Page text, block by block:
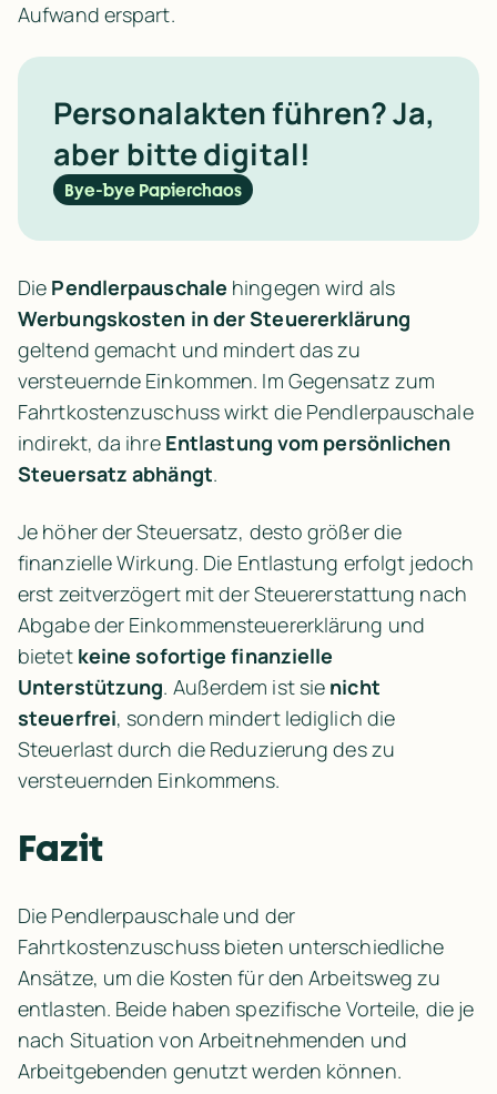
Aufwand erspart.
Personalakten führen? Ja,
aber bitte digital!
Bye-bye Papierchaos
Die Pendlerpauschale
hingegen wird als
Werbungskosten in der Steuererklärung
geltend gemacht und mindert das zu
versteuernde Einkommen. Im Gegensatz zum
Fahrtkostenzuschuss wirkt die Pendlerpauschale
indirekt, da ihre Entlastung vom persönlichen
Steuersatz abhängt.
Je höher der Steuersatz, desto größer die
finanzielle Wirkung. Die Entlastung erfolgt jedoch
erst zeitverzögert mit der Steuererstattung nach
Abgabe der Einkommensteuererklärung und
bietet keine sofortige finanzielle
Unterstützung. Außerdem ist sie nicht
steuerfrei, sondern mindert lediglich die
Steuerlast durch die Reduzierung des zu
versteuernden Einkommens.
Fazit
Die Pendlerpauschale und der
Fahrtkostenzuschuss bieten unterschiedliche
Ansätze, um die Kosten für den Arbeitsweg zu
entlasten. Beide haben spezifische Vorteile, die je
nach Situation von Arbeitnehmenden und
Arbeitgebenden genutzt werden können.